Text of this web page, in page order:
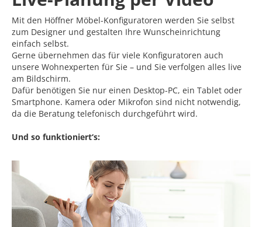
Mit den Höffner Möbel-Konfiguratoren werden Sie selbst
zum Designer und gestalten Ihre Wunscheinrichtung
einfach selbst.
Gerne übernehmen das für viele Konfiguratoren auch
unsere Wohnexperten für Sie – und Sie verfolgen alles live
am Bildschirm.
Dafür benötigen Sie nur einen Desktop-PC, ein Tablet oder
Smartphone. Kamera oder Mikrofon sind nicht notwendig,
da die Beratung telefonisch durchgeführt wird.
Und so funktioniert‘s: